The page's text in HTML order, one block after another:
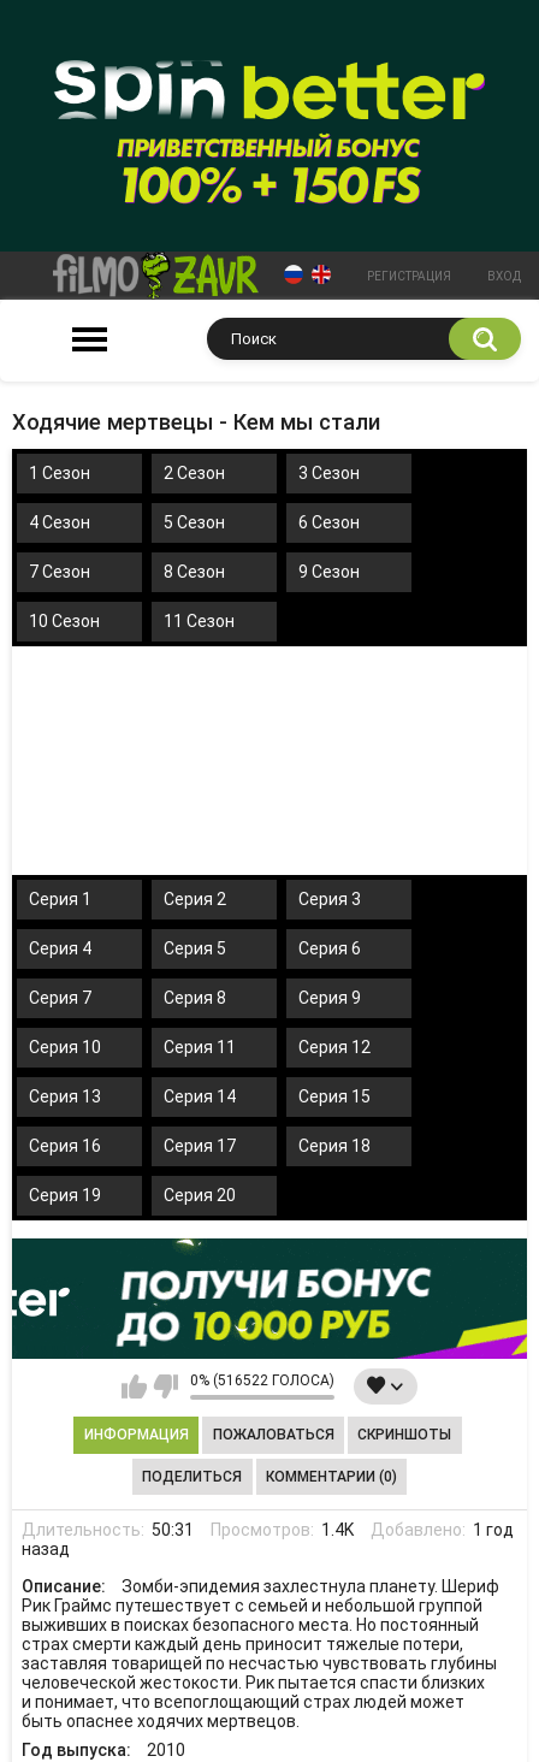
РЕГИСТРАЦИЯ ВХОД
Ходячие мертвецы - Кем мы стали
1 Сезон 2 Сезон 3 Сезон
4 Сезон 5 Сезон 6 Сезон
7 Сезон 8 Сезон 9 Сезон
10 Сезон 11 Сезон
Серия 1 Серия 2 Серия 3
Серия 4 Серия 5 Серия 6
Серия 7 Серия 8 Серия 9
Серия 10 Серия 11 Серия 12
Серия 13 Серия 14 Серия 15
Серия 16 Серия 17 Серия 18
Серия 19 Серия 20
0% (516522 ГОЛОСА)
ИНФОРМАЦИЯ ПОЖАЛОВАТЬСЯ СКРИНШОТЫ
ПОДЕЛИТЬСЯ КОММЕНТАРИИ (0)
Длительность: 50:31 Просмотров: 1.4K Добавлено: 1 год
назад
Описание:
Зомби-эпидемия захлестнула планету. Шериф
Рик Граймс путешествует с семьей и небольшой группой
выживших в поисках безопасного места. Но постоянный
страх смерти каждый день приносит тяжелые потери,
заставляя товарищей по несчастью чувствовать глубины
человеческой жестокости. Рик пытается спасти близких
и понимает, что всепоглощающий страх людей может
быть опаснее ходячих мертвецов.
Год выпуска:
2010